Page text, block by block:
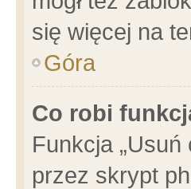
się więcej na
Góra
Co robi
Funkcja
przez skrypt